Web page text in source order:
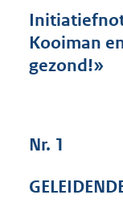
Kooiman
gezond!»
Nr. 1